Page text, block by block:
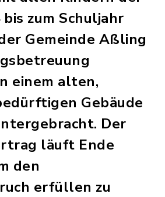
zum Schuljahr
Gemeinde Aßling
einem alten,
Gebäude
Der
läuft Ende
den
erfüllen zu